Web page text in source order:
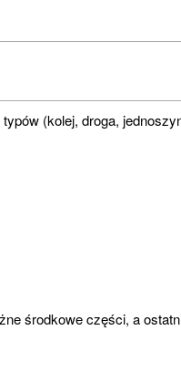
(kolej, droga,
środkowe części, a